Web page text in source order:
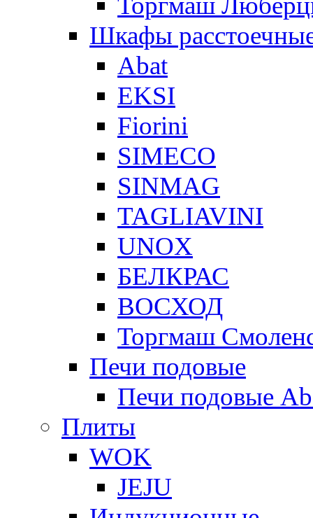
Шкафы
Abat
EKSI
Fiorini
SIMECO
SINMAG
TAGLIAVINI
UNOX
БЕЛКРАС
ВОСХОД
Торгмаш
Печи подовые
Печи подовые
Плиты
WOK
JEJU